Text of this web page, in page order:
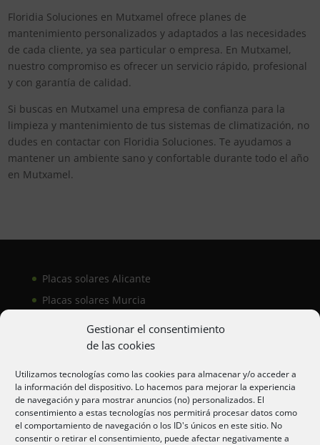
Gestionar el consentimiento
de las cookies
Utilizamos tecnologías como las cookies para almacenar y/o acceder a
la información del dispositivo. Lo hacemos para mejorar la experiencia
de navegación y para mostrar anuncios (no) personalizados. El
consentimiento a estas tecnologías nos permitirá procesar datos como
el comportamiento de navegación o los ID's únicos en este sitio. No
consentir o retirar el consentimiento, puede afectar negativamente a
Floridia Soluciones en Mutxamel ofrece planes de
mantenimiento personalizados y adaptados a las necesidades
de cada cliente, ya sea particular o empresa. En Mutxamel,
nuestro compromiso es ofrecer un servicio rápido, profesional
y con garantía de calidad.
Si buscas en Mutxamel una empresa de confianza para la
limpieza y mantenimiento de tus sistemas de climatización, no
dudes en contactar con Floridia Soluciones. Te ayudamos a
mantener un ambiente sano y confortable durante todo el año
en Mutxamel.
Placas solares Alicante
Placas solares Murcia
Aire acondicionado Alicante
Aire acondicionador Murcia
Aire acondicionado San Juan